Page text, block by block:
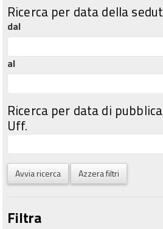
Ricerca per data della
dal
al
Ricerca per data di
Uff.
Avvia ricerca Azzera filtri
Filtra